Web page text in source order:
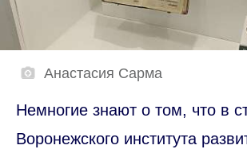
Анастасия Сарма
Немногие знают о том, что в
Воронежского института